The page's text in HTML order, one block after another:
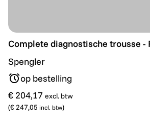
Complete diagnostische trousse -
Complete diagnostische trousse -
Spengler
op bestelling
€ 204,17 excl. btw
(€ 247,05 incl. btw)